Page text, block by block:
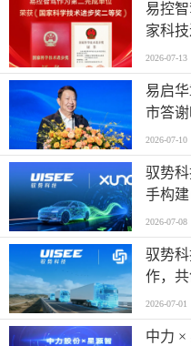
易控
家科
2026-07-13
易启
市答
2026-07-10
驭势
手构
2026-07-08
驭势
作，
2026-07-01
中力 ×